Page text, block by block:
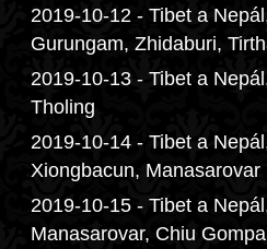
2019-10-12 - Tibet a
Gurungam, Zhidaburi,
2019-10-13 - Tibet a
Tholing
2019-10-14 - Tibet a
Xiongbacun, Manasarovar
2019-10-15 - Tibet a
Manasarovar, Chiu